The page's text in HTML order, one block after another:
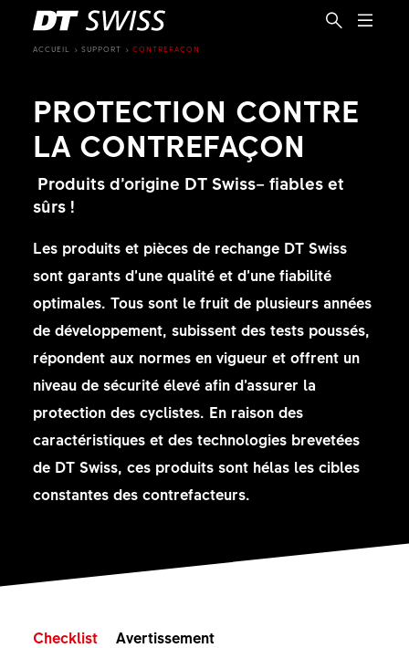
ACCUEIL SUPPORT CONTREFAÇON
PROTECTION CONTRE
LA CONTREFAÇON
Produits d’origine DT Swiss– fiables et
sûrs !
Les produits et pièces de rechange DT Swiss
sont garants d’une qualité et d’une fiabilité
optimales. Tous sont le fruit de plusieurs années
de développement, subissent des tests poussés,
répondent aux normes en vigueur et offrent un
niveau de sécurité élevé afin d’assurer la
protection des cyclistes. En raison des
caractéristiques et des technologies brevetées
de DT Swiss, ces produits sont hélas les cibles
constantes des contrefacteurs.
Checklist Avertissement